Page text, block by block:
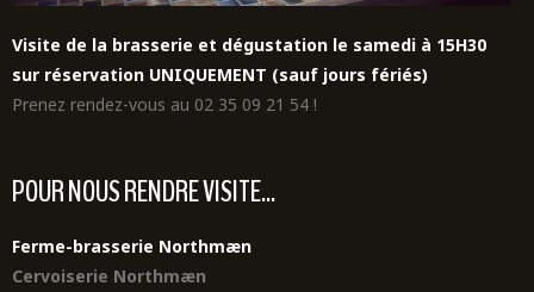
Visite de la brasserie et dégustation le samedi à 15H30
sur réservation UNIQUEMENT (sauf jours fériés)
Prenez rendez-vous au 02 35 09 21 54 !
POUR NOUS RENDRE VISITE...
Ferme-brasserie Northmæn
Cervoiserie Northmæn